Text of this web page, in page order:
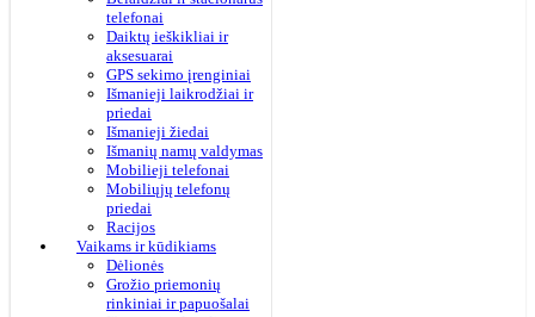
telefonai
Daiktų ieškikliai ir
aksesuarai
GPS sekimo įrenginiai
Išmanieji laikrodžiai ir
priedai
Išmanieji žiedai
Išmanių namų valdymas
Mobilieji telefonai
Mobiliųjų telefonų
priedai
Racijos
Vaikams ir kūdikiams
Dėlionės
Grožio priemonių
rinkiniai ir papuošalai